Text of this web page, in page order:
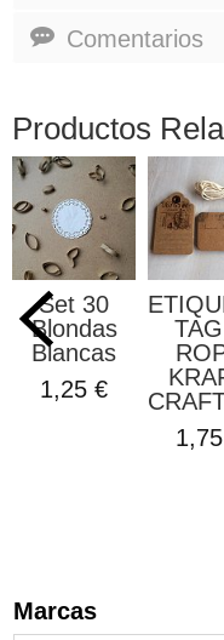
Marcas
Comentarios
Productos
Set 30
Blondas
Blancas
1,25 €